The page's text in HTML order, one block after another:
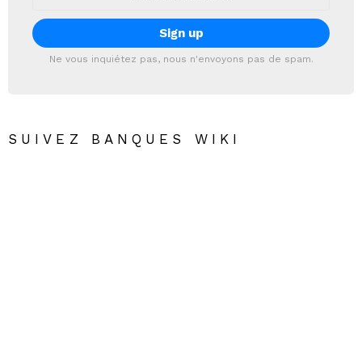
Ne vous inquiétez pas, nous n'envoyons pas de spam.
SUIVEZ BANQUES WIKI